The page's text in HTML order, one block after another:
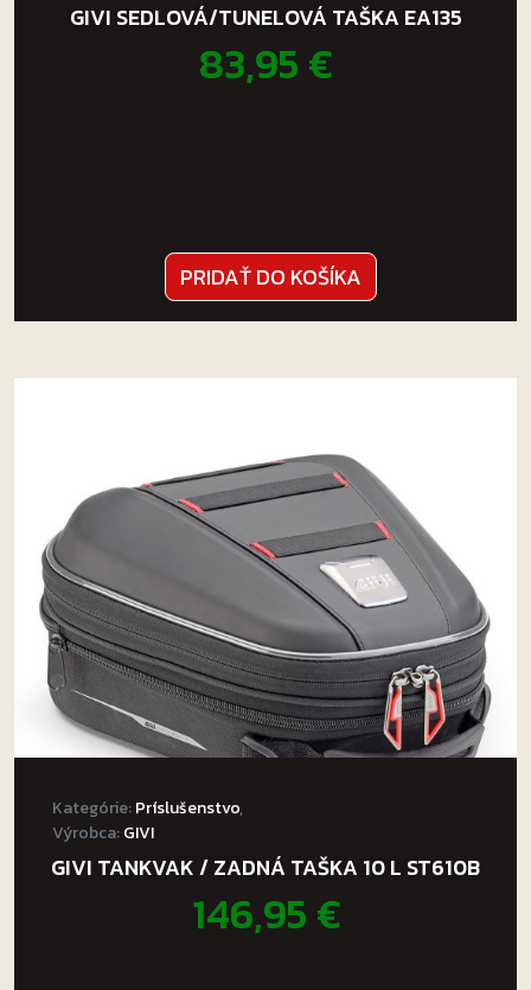
GIVI SEDLOVÁ/TUNELOVÁ TAŠKA EA135
83,95€
PRIDAŤ DO KOŠÍKA
Kategórie:Príslušenstvo,
Výrobca:GIVI
GIVI TANKVAK / ZADNÁ TAŠKA 10 L ST610B
146,95€